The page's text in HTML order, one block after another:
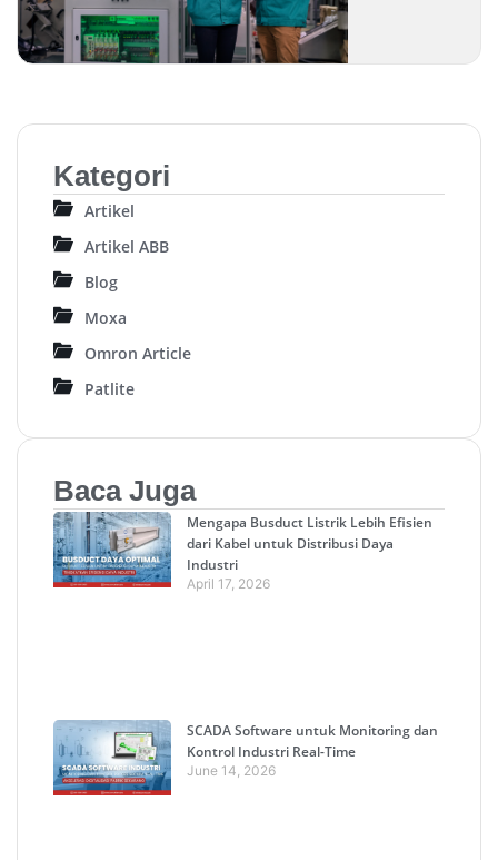
Kategori
Artikel
Artikel ABB
Blog
Moxa
Omron Article
Patlite
Baca Juga
Mengapa Busduct Listrik Lebih Efisien
dari Kabel untuk Distribusi Daya
Industri
April 17, 2026
SCADA Software untuk Monitoring dan
Kontrol Industri Real-Time
June 14, 2026